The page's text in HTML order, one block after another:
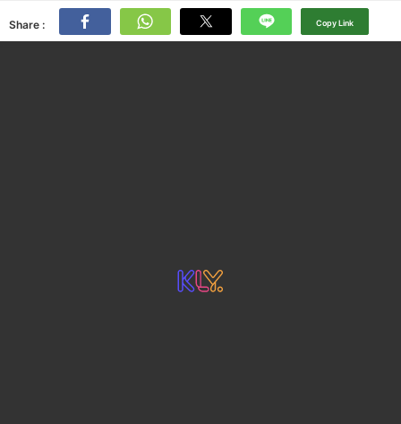
Share : Copy Link